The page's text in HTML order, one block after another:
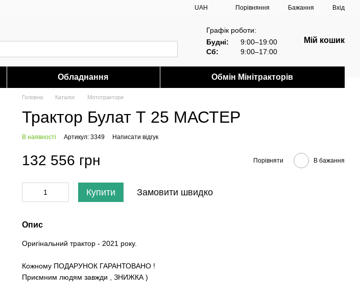
UAH Порівняння Бажання Вхід
Графік роботи:
Будні:
9:00–19:00
Сб:
9:00–17:00
Мій кошик
Обладнання Обмін Мінітракторів
Головна Каталог Мототрактори
Трактор Булат Т 25 МАСТЕР
В наявності Артикул: 3349 Написати відгук
132 556 грн Порівняти В бажання
Купити Замовити швидко
Опис
Оригінальний трактор - 2021 року.
Кожному ПОДАРУНОК ГАРАНТОВАНО !
Приємним людям завжди , ЗНИЖКА )